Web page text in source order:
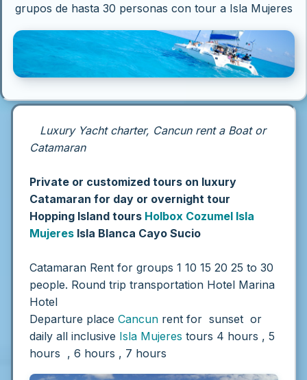
grupos de hasta 30 personas con tour a Isla Mujeres
Luxury Yacht charter, Cancun rent a Boat or
Catamaran
Private or customized tours on luxury
Catamaran for day or overnight tour
Hopping Island tours Holbox Cozumel Isla
Mujeres Isla Blanca Cayo Sucio
Catamaran Rent for groups 1 10 15 20 25 to 30
people. Round trip transportation Hotel Marina
Hotel
Departure place Cancun rent for sunset or
daily all inclusive Isla Mujeres tours 4 hours , 5
hours , 6 hours , 7 hours